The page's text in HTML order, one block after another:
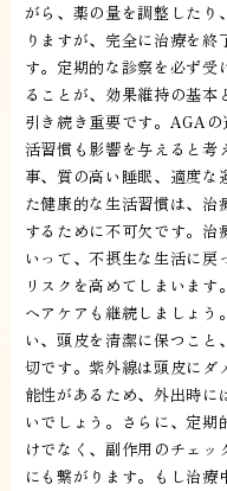
がら、薬の量を調整したり
りますが、完全に治療を
す。定期的な診察を必ず受
ることが、効果維持の基本
引き続き重要です。AGA
活習慣も影響を与えると考
事、質の高い睡眠、適度な
た健康的な生活習慣は、治
するために不可欠です。治
いって、不摂生な生活に戻
リスクを高めてしまいま
ヘアケアも継続しましょう
い、頭皮を清潔に保つこ
切です。紫外線は頭皮にダ
能性があるため、外出時に
いでしょう。さらに、定
けでなく、副作用のチェ
にも繋がります。もし治療